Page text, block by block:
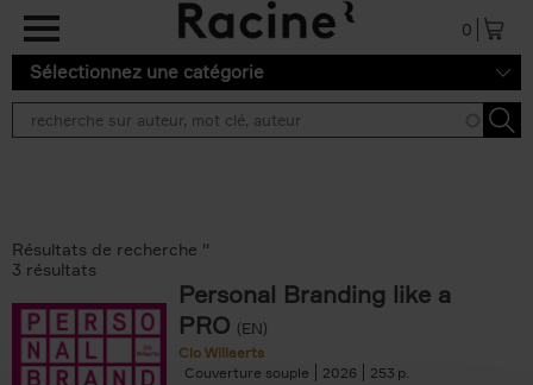
Aller au contenu principal
0
Sélectionnez une catégorie
Résultats de recherche ''
3 résultats
Personal Branding like a
PRO (EN)
Clo Willaerts
Couverture souple
2026 253